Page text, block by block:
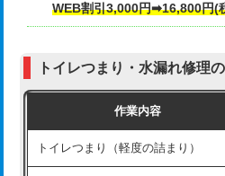
WEB割引3,000円➡16,800円(
トイレつまり・水漏れ修理
作業内容
トイレつまり（軽度の詰まり）